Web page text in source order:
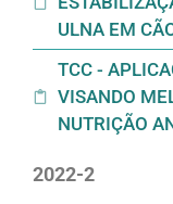
ULNA EM
TCC -
VISANDO
NUTRIÇÃO
2022-2